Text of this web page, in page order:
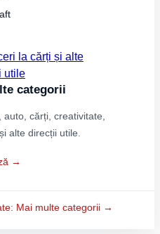
categorii
auto, cărți, creativitate,
alte direcții utile.
→
Mai multe categorii →